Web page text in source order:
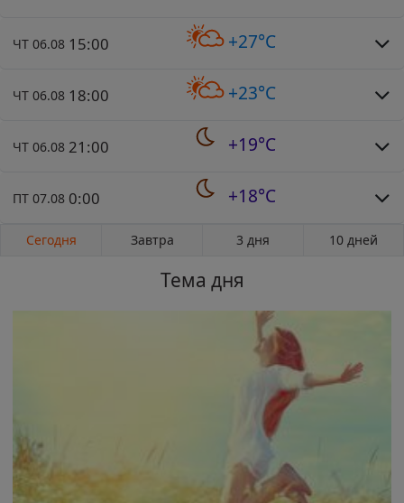
ЧТ 06.08 15:00 +27°C
ЧТ 06.08 18:00 +23°C
ЧТ 06.08 21:00 +19°C
ПТ 07.08 0:00 +18°C
Сегодня Завтра 3 дня 10 дней
Тема дня